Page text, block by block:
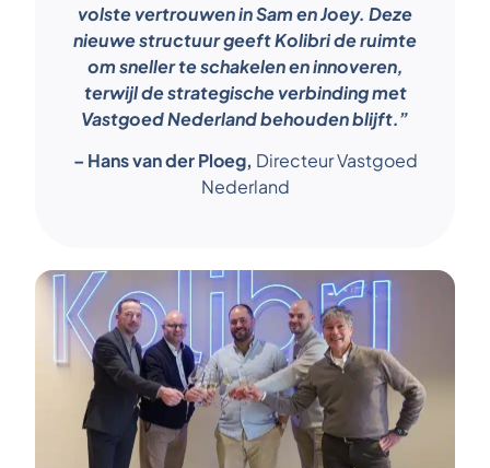
volste vertrouwen in Sam en Joey. Deze
nieuwe structuur geeft Kolibri de ruimte
om sneller te schakelen en innoveren,
terwijl de strategische verbinding met
Vastgoed Nederland behouden blijft.”
– Hans van der Ploeg, Directeur Vastgoed
Nederland